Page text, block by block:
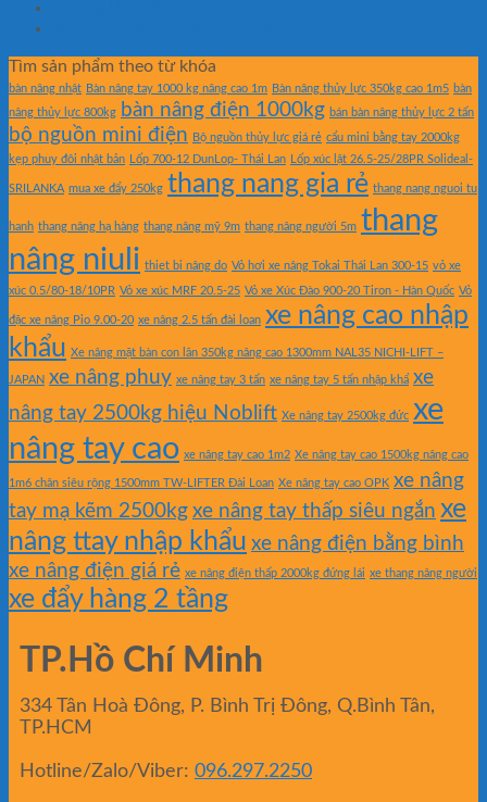
Tìm sản phẩm theo từ khóa
bàn nâng nhật Bàn nâng tay 1000 kg nâng cao 1m Bàn nâng thủy lực 350kg cao 1m5 bàn
nâng thủy lực 800kg bàn nâng điện 1000kg bán bàn nâng thủy lực 2 tấn
bộ nguồn mini điện Bộ nguồn thủy lực giá rẻ cẩu mini bằng tay 2000kg
kẹp phuy đôi nhật bản
Lốp 700-12 DunLop- Thái Lan Lốp xúc lật 26.5-25/28PR Solideal-
SRILANKA mua xe đẩy 250kg thang nang gia rẻ thang nang nguoi tu
hanh thang nâng hạ hàng thang nâng mỹ 9m thang nâng người 5m thang
nâng niuli thiet bi nâng do Vỏ hơi xe nâng Tokai Thái Lan 300-15 vỏ xe
xúc 0.5/80-18/10PR Vỏ xe xúc MRF 20.5-25 Vỏ xe Xúc Đào 900-20 Tiron - Hàn Quốc Vỏ
đặc xe nâng Pio 9.00-20 xe nâng 2.5 tấn đài loan xe nâng cao nhập
khẩu Xe nâng mặt bàn con lăn 350kg nâng cao 1300mm NAL35 NICHI-LIFT –
JAPAN xe nâng phuy xe nâng tay 3 tấn xe nâng tay 5 tấn nhập khẩ xe
nâng tay 2500kg hiệu Noblift Xe nâng tay 2500kg đức xe
nâng tay cao xe nâng tay cao 1m2 Xe nâng tay cao 1500kg nâng cao
1m6 chân siêu rộng 1500mm TW-LIFTER Đài Loan Xe nâng tay cao OPK xe nâng
tay mạ kẽm 2500kg xe nâng tay thấp siêu ngắn xe
nâng ttay nhập khẩu xe nâng điện bằng bình
xe nâng điện giá rẻ xe nâng điện thấp 2000kg đứng lái xe thang nâng người
xe đẩy hàng 2 tầng
TP.Hồ Chí Minh
334 Tân Hoà Đông, P. Bình Trị Đông, Q.Bình Tân,
TP.HCM
Hotline/Zalo/Viber: 096.297.2250